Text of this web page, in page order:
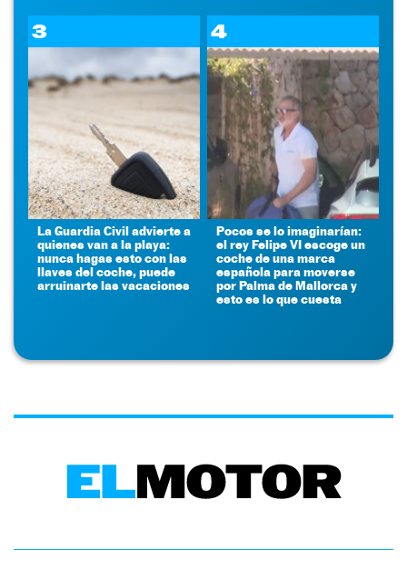
3
La Guardia Civil advierte a
quienes van a la playa:
nunca hagas esto con las
llaves del coche, puede
arruinarte las vacaciones
4
Pocos se lo imaginarían:
el rey Felipe VI escoge un
coche de una marca
española para moverse
por Palma de Mallorca y
esto es lo que cuesta